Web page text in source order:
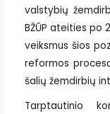
valstybių
BŽŪP ateities po
veiksmus šios
reformos
šalių žemdirbių
Tarptautinio